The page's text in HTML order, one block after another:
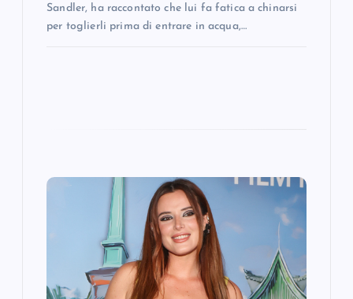
Sandler, ha raccontato che lui fa fatica a chinarsi
per toglierli prima di entrare in acqua,…